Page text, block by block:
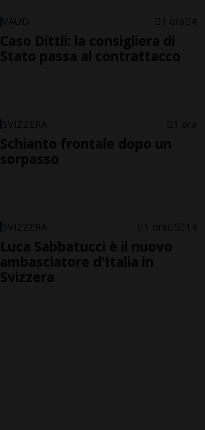
VAUD 1 ora 4
Caso Dittli: la consigliera di
Stato passa al contrattacco
SVIZZERA 1 ora
Schianto frontale dopo un
sorpasso
SVIZZERA 1 ora 5 14
Luca Sabbatucci è il nuovo
ambasciatore d'Italia in
Svizzera